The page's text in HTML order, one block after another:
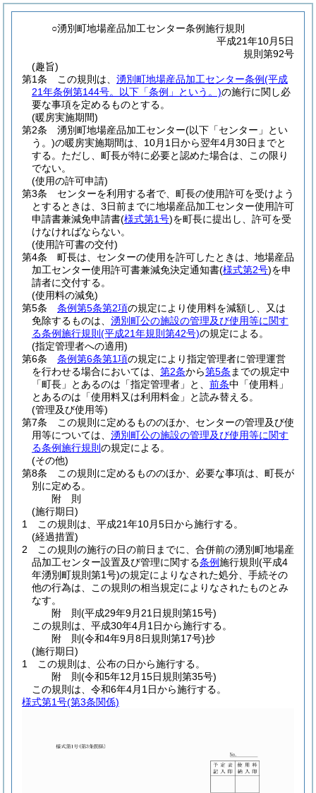
○湧別町地場産品加工センター条例施行規則
平成21年10月5日
規則第92号
(趣旨)
第1条
この規則は、 湧別町地場産品加工センター条例(平成
21年条例第144号。以下「条例」という。)の施行に関し必
要な事項を定めるものとする。
(暖房実施期間)
第2条
湧別町地場産品加工センター(以下「センター」とい
う。)の暖房実施期間は、10月1日から翌年4月30日までと
する。 ただし、町長が特に必要と認めた場合は、この限り
でない。
(使用の許可申請)
第3条
センターを利用する者で、町長の使用許可を受けよう
とするときは、3日前までに地場産品加工センター使用許可
申請書兼減免申請書(様式第1号)を町長に提出し、許可を受
けなければならない。
(使用許可書の交付)
第4条
町長は、センターの使用を許可したときは、地場産品
加工センター使用許可書兼減免決定通知書(様式第2号)を申
請者に交付する。
(使用料の減免)
第5条
条例第5条第2項の規定により使用料を減額し、又は
免除するものは、 湧別町公の施設の管理及び使用等に関す
る条例施行規則 (平成21年規則第42号)の規定による。
(指定管理者への適用)
第6条
条例第6条第1項の規定により指定管理者に管理運営
を行わせる場合においては、 第2条から第5条 までの規定中
「町長」とあるのは「指定管理者」と、 前条中「使用料」
とあるのは「使用料又は利用料金」と読み替える。
(管理及び使用等)
第7条
この規則に定めるもののほか、センターの管理及び使
用等については、 湧別町公の施設の管理及び使用等に関す
る条例施行規則 の規定による。
(その他)
第8条
この規則に定めるもののほか、必要な事項は、町長が
別に定める。
附 則
(施行期日)
1
この規則は、平成21年10月5日から施行する。
(経過措置)
2
この規則の施行の日の前日までに、合併前の湧別町地場産
品加工センター設置及び管理に関する条例施行規則 (平成4
年湧別町規則第1号)の規定によりなされた処分、手続その
他の行為は、この規則の相当規定によりなされたものとみ
なす。
附 則(平成29年9月21日規則第15号)
この規則は、平成30年4月1日から施行する。
附 則(令和4年9月8日規則第17号)抄
(施行期日)
1
この規則は、公布の日から施行する。
附 則(令和5年12月15日規則第35号)
この規則は、令和6年4月1日から施行する。
様式第1号(第3条関係)